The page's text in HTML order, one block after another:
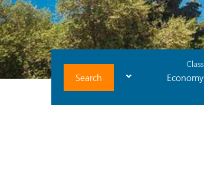
Class
Economy
Search